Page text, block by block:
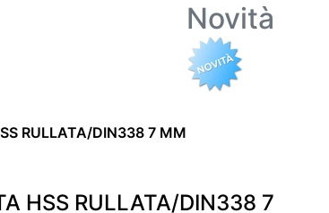
Novità
RULLATA/DIN338 7 MM
HSS RULLATA/DIN338 7